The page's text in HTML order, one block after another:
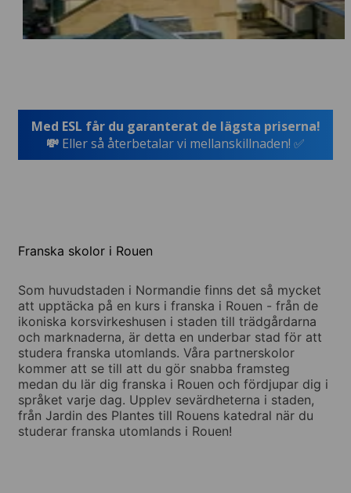
Med ESL får du garanterat de lägsta priserna!
💸 Eller så återbetalar vi mellanskillnaden! ✅
Franska skolor i Rouen
Som huvudstaden i Normandie finns det så mycket
att upptäcka på en kurs i franska i Rouen - från de
ikoniska korsvirkeshusen i staden till trädgårdarna
och marknaderna, är detta en underbar stad för att
studera franska utomlands. Våra partnerskolor
kommer att se till att du gör snabba framsteg
medan du lär dig franska i Rouen och fördjupar dig i
språket varje dag. Upplev sevärdheterna i staden,
från Jardin des Plantes till Rouens katedral när du
studerar franska utomlands i Rouen!